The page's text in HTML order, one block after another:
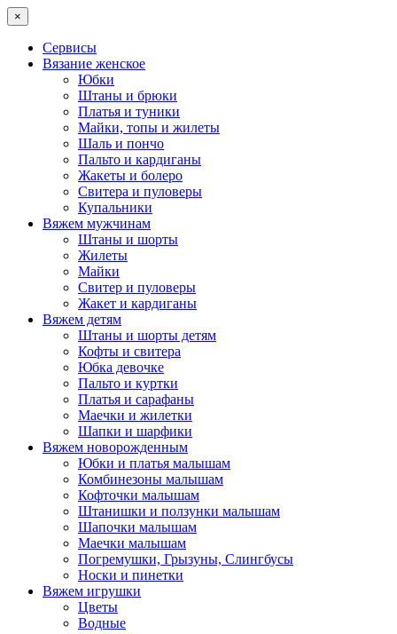
×
Сервисы
Вязание женское
Юбки
Штаны и брюки
Платья и туники
Майки, топы и жилеты
Шаль и пончо
Пальто и кардиганы
Жакеты и болеро
Свитера и пуловеры
Купальники
Вяжем мужчинам
Штаны и шорты
Жилеты
Майки
Свитер и пуловеры
Жакет и кардиганы
Вяжем детям
Штаны и шорты детям
Кофты и свитера
Юбка девочке
Пальто и куртки
Платья и сарафаны
Маечки и жилетки
Шапки и шарфики
Вяжем новорожденным
Юбки и платья малышам
Комбинезоны малышам
Кофточки малышам
Штанишки и ползунки малышам
Шапочки малышам
Маечки малышам
Погремушки, Грызуны, Слингбусы
Носки и пинетки
Вяжем игрушки
Цветы
Водные